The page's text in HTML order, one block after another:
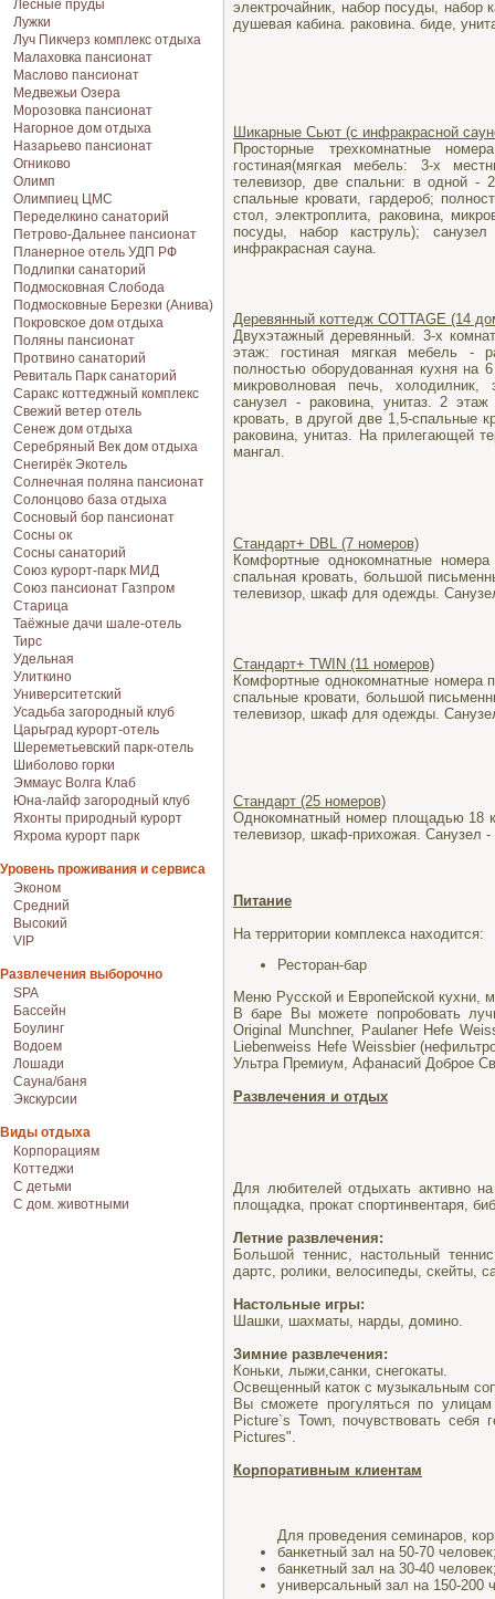
Лесные пруды
Лужки
Луч Пикчерз комплекс отдыха
Малаховка пансионат
Маслово пансионат
Медвежьи Озера
Морозовка пансионат
Нагорное дом отдыха
Назарьево пансионат
Огниково
Олимп
Олимпиец ЦМС
Переделкино санаторий
Петрово-Дальнее пансионат
Планерное отель УДП РФ
Подлипки санаторий
Подмосковная Cлобода
Подмосковные Березки (Анива)
Покровское дом отдыха
Поляны пансионат
Протвино санаторий
Ревиталь Парк санаторий
Саракс коттеджный комплекс
Свежий ветер отель
Сенеж дом отдыха
Серебряный Век дом отдыха
Снегирёк Экотель
Солнечная поляна пансионат
Солонцово база отдыха
Сосновый бор пансионат
Сосны ок
Сосны санаторий
Союз курорт-парк МИД
Союз пансионат Газпром
Старица
Таёжные дачи шале-отель
Тирс
Удельная
Улиткино
Университетский
Усадьба загородный клуб
Царьград курорт-отель
Шереметьевский парк-отель
Шиболово горки
Эммаус Волга Клаб
Юна-лайф загородный клуб
Яхонты природный курорт
Яхрома курорт парк
Уровень проживания и сервиса
Эконом
Средний
Высокий
VIP
Развлечения выборочно
SPA
Бассейн
Боулинг
Водоем
Лошади
Сауна/баня
Экскурсии
Виды отдыха
Корпорациям
Коттеджи
С детьми
С дом. животными
электрочайник, набор посуды, набор
душевая кабина. раковина. биде,
Шикарные Сьют (с инфракрасной
Просторные трехкомнатные
гостиная(мягкая мебель: 3-х
телевизор, две спальни: в одной -
спальные кровати, гардероб;
стол, электроплита, раковина,
посуды, набор каструль);
инфракрасная сауна.
Деревянный коттедж COTTAGE (14
Двухэтажный деревянный. 3-х
этаж: гостиная мягкая мебель -
полностью оборудованная кухня на
микроволновая печь, холодилник,
санузел - раковина, унитаз. 2
кровать, в другой две 1,5-спальные
раковина, унитаз. На прилегающей
мангал.
Стандарт+ DBL (7 номеров)
Комфортные однокомнатные
спальная кровать, большой
телевизор, шкаф для одежды.
Стандарт+ TWIN (11 номеров)
Комфортные однокомнатные
спальные кровати, большой
телевизор, шкаф для одежды.
Стандарт (25 номеров)
Однокомнатный номер площадью 18
телевизор, шкаф-прихожая. Санузел -
Питание
На территории комплекса находится:
Ресторан-бар
Меню Русской и Европейской кухни,
В баре Вы можете попробовать
Original Munchner, Paulaner Hefe
Liebenweiss Hefe Weissbier
Ультра Премиум, Афанасий Доброе
Развлечения и отдых
Для любителей отдыхать активно
площадка, прокат спортинвентаря,
Летние развлечения:
Большой теннис, настольный
дартс, ролики, велосипеды, скейты,
Настольные игры:
Шашки, шахматы, нарды, домино.
Зимние развлечения:
Коньки, лыжи,санки, снегокаты.
Освещенный каток с музыкальным
Вы сможете прогуляться по
Picture`s Town, почувствовать себя
Pictures".
Корпоративным клиентам
Для проведения семинаров,
банкетный зал на 50-70
банкетный зал на 30-40
универсальный зал на 150-200